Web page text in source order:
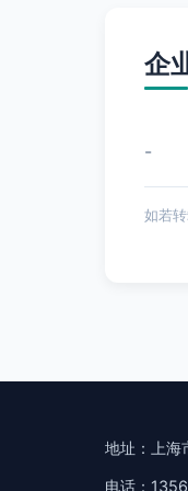
企
-
如若
地址：上海
电话：